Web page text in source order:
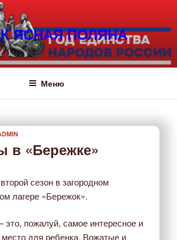
ЯСНАЯ ПОЛЯНА
Меню
в «Бережке»
сезон в загородном
лагере «Бережок».
это, пожалуй, самое интересное и
место для ребенка. Вожатые и